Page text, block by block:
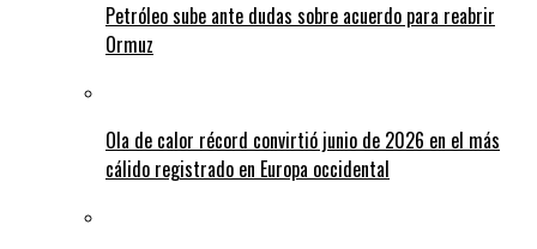
Petróleo sube ante dudas sobre acuerdo para reabrir
Ormuz
Ola de calor récord convirtió junio de 2026 en el más
cálido registrado en Europa occidental